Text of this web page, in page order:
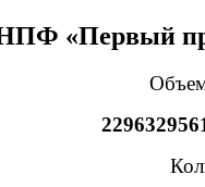
НПФ «Первый